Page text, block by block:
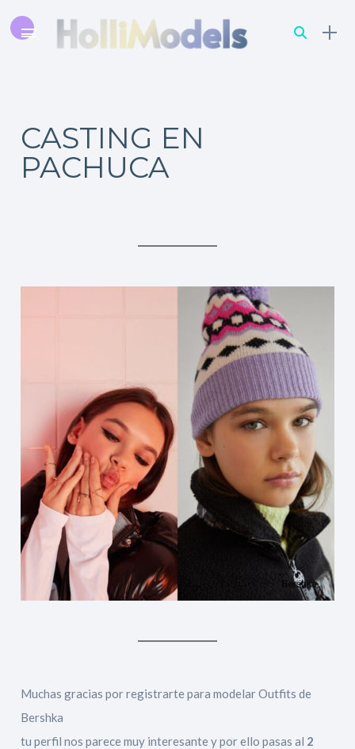
CASTING EN
PACHUCA
Muchas gracias por registrarte para modelar Outfits de
Bershka
tu perfil nos parece muy interesante y por ello pasas al 2